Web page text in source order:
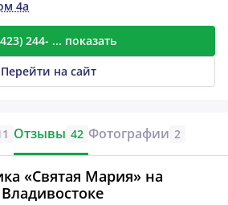
4а
244- ... показать
Перейти на сайт
Отзывы 42 Фотографии 2
«Святая Мария» на